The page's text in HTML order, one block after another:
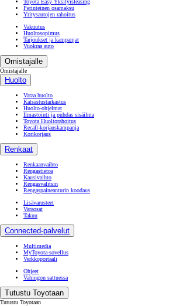
Toyota Easy Yksityisleasing
Perinteinen osamaksu
Yritysautojen rahoitus
Vakuutus
Huoltosopimus
Tarjoukset ja kampanjat
Vuokraa auto
Omistajalle
Omistajalle
Huolto
Varaa huolto
Katsastustarkastus
Huolto-ohjelmat
Ilmastointi ja puhdas sisäilma
Toyota Huoltorahoitus
Recall-korjauskampanja
Korikorjaus
Renkaat
Renkaanvaihto
Rengastietoa
Kausivaihto
Rengasvalitsin
Rengaspaineanturin koodaus
Lisävarusteet
Varaosat
Takuu
Connected-palvelut
Multimedia
MyToyota-sovellus
Verkkoportaali
Ohjeet
Vahingon sattuessa
Tutustu Toyotaan
Tutustu Toyotaan